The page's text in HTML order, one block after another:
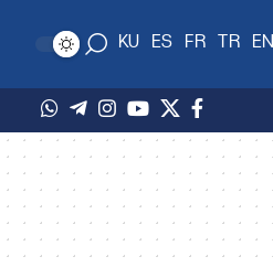
EN
TR
FR
ES
KU